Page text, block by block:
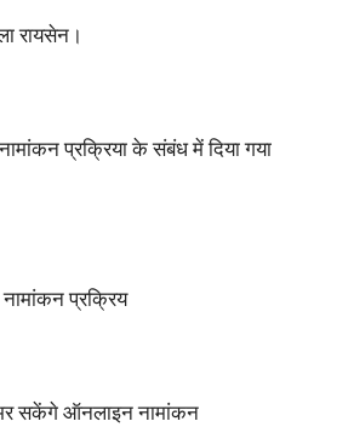
रायसेन।
नामांकन प्रक्रिया के संबंध में दिया गया
प्रक्रिय
भर सकेंगे ऑनलाइन नामांकन